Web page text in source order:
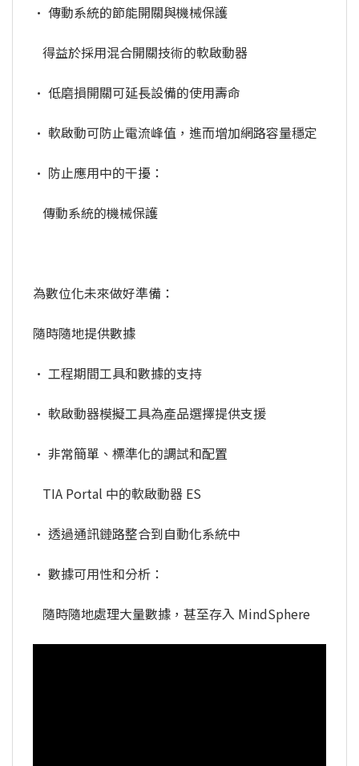
• 傳動系統的節能開關與機械保護
得益於採用混合開關技術的軟啟動器
• 低磨損開關可延長設備的使用壽命
• 軟啟動可防止電流峰值，進而增加網路容量穩定
• 防止應用中的干擾：
傳動系統的機械保護
為數位化未來做好準備：
隨時隨地提供數據
• 工程期間工具和數據的支持
• 軟啟動器模擬工具為產品選擇提供支援
• 非常簡單、標準化的調試和配置
TIA Portal 中的軟啟動器 ES
• 透過通訊鏈路整合到自動化系統中
• 數據可用性和分析：
隨時隨地處理大量數據，甚至存入 MindSphere